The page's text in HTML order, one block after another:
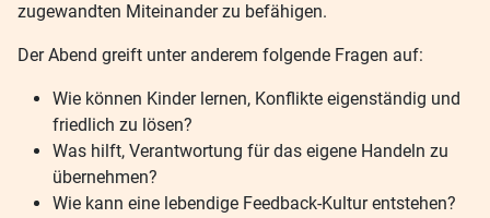
zugewandten Miteinander zu befähigen.
Der Abend greift unter anderem folgende Fragen auf:
Wie können Kinder lernen, Konflikte eigenständig und
friedlich zu lösen?
Was hilft, Verantwortung für das eigene Handeln zu
übernehmen?
Wie kann eine lebendige Feedback-Kultur entstehen?